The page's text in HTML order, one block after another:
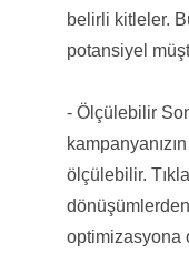
belirli kitleler.
potansiyel
- Ölçülebilir
ölçülebilir.
optimizasyona